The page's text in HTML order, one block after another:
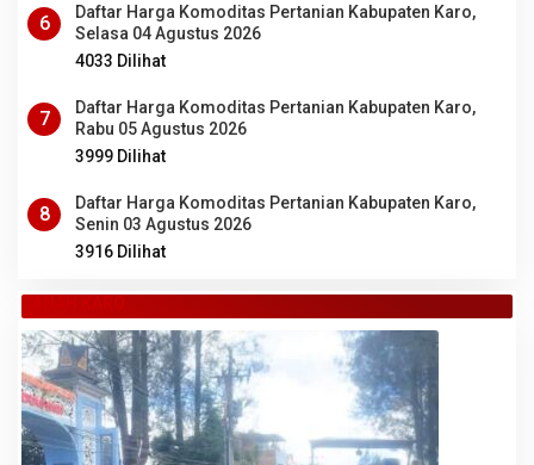
6
Daftar Harga Komoditas Pertanian Kabupaten Karo,
Selasa 04 Agustus 2026
4033 Dilihat
7
Daftar Harga Komoditas Pertanian Kabupaten Karo,
Rabu 05 Agustus 2026
3999 Dilihat
8
Daftar Harga Komoditas Pertanian Kabupaten Karo,
Senin 03 Agustus 2026
3916 Dilihat
TANAH KARO